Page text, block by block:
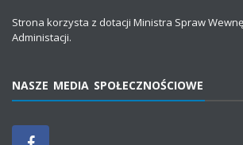
Strona korzysta z dotacji Ministra Spraw
Administacji.
NASZE MEDIA SPOŁECZNOŚCIOWE